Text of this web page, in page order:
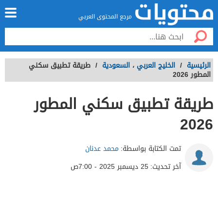
مرجع المحتوى العربي
الرئيسية / الخليج العربي ، السعودية / طريقة تطبيق سكني
المطور 2026
طريقة تطبيق سكني المطور
2026
تمت الكتابة بواسطة: محمد عدنان
آخر تحديث:25 ديسمبر 2025 - 7:00ص